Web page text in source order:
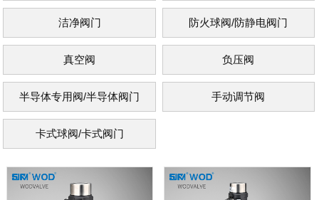
洁净阀门 防火球阀/防静电阀门
真空阀 负压阀
半导体专用阀/半导体阀门 手动调节阀
卡式球阀/卡式阀门